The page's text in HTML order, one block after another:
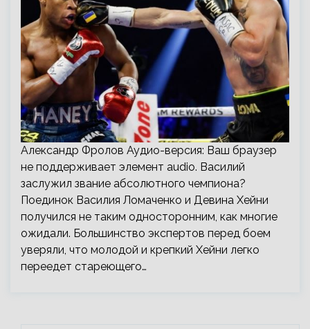
Александр Фролов Аудио-версия: Ваш браузер
не поддерживает элемент audio. Василий
заслужил звание абсолютного чемпиона?
Поединок Василия Ломаченко и Девина Хейни
получился не таким односторонним, как многие
ожидали. Большинство экспертов перед боем
уверяли, что молодой и крепкий Хейни легко
переедет стареющего…